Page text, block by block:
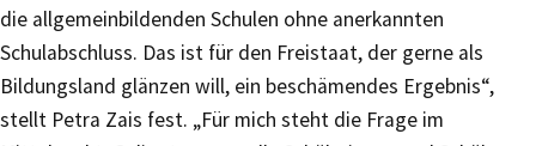
die allgemeinbildenden Schulen ohne anerkannten
Schulabschluss. Das ist für den Freistaat, der gerne als
Bildungsland glänzen will, ein beschämendes Ergebnis“,
stellt Petra Zais fest. „Für mich steht die Frage im